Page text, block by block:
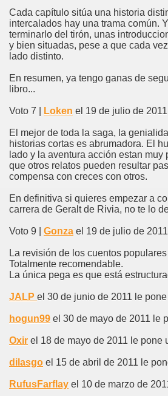
Cada capítulo sitúa una historia
intercalados hay una trama común.
terminarlo del tirón, unas
y bien situadas, pese a que cada
lado distinto.
En resumen, ya tengo ganas de
libro...
Voto 7 | Loken el 19 de julio de
El mejor de toda la saga, la
historias cortas es abrumadora. El
lado y la aventura acción estan muy
que otros relatos pueden resultar
compensa con creces con otros.
En definitiva si quieres empezar a
carrera de Geralt de Rivia, no te lo
Voto 9 | Gonza el 19 de julio de
La revisión de los cuentos
Totalmente recomendable.
La única pega es que está
JALP el 30 de junio de 2011 le pone
hogun99 el 30 de mayo de 2011 le
Oxir el 18 de mayo de 2011 le pone
dilasgo el 15 de abril de 2011 le
RufusFarflay el 10 de marzo de